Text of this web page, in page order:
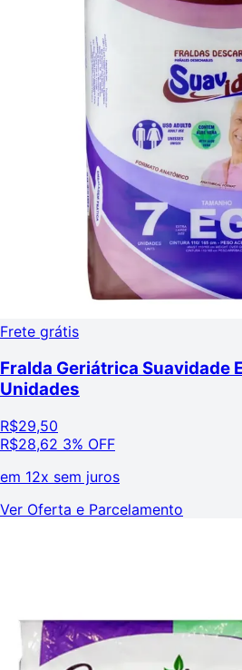
Frete grátis
Fralda Geriátrica Suavidade
Unidades
R$29,50
R$28,62 3% OFF
em 12x sem juros
Ver Oferta e Parcelamento